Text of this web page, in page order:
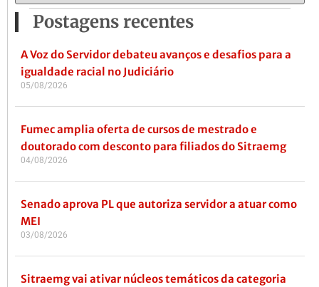
Postagens recentes
A Voz do Servidor debateu avanços e desafios para a
igualdade racial no Judiciário
05/08/2026
Fumec amplia oferta de cursos de mestrado e
doutorado com desconto para filiados do Sitraemg
04/08/2026
Senado aprova PL que autoriza servidor a atuar como
MEI
03/08/2026
Sitraemg vai ativar núcleos temáticos da categoria